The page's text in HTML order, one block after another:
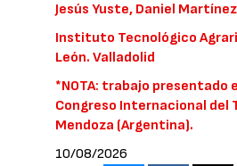
Jesús Yuste, Daniel
Instituto Tecnológico
León. Valladolid
*NOTA: trabajo presentado
Congreso Internacional del
Mendoza (Argentina).
10/08/2026